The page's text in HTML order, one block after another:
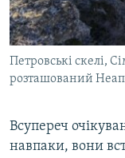
Петровські скелі,
розташований
Всупереч
навпаки, вони